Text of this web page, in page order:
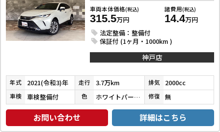
車両本体価格(税込)
315.5万円
諸費用(税込)
14.4万円
法定整備：整備付
保証付 (1ヶ月・1000km )
神戸店
年式 2021(令和3)年 走行 3.7万km 排気 2000cc
車検 車検整備付 色 ホワイトパールクリスタルシャイン 修復 無
お問い合わせ 詳細はこちら